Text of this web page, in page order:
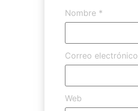
Nombre *
Correo electrónico
Web